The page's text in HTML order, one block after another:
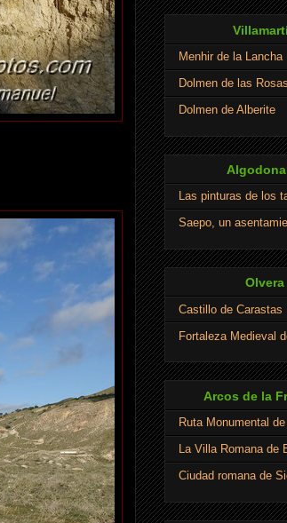
Menhir de la Lancha
Dolmen de las
Dolmen de Alberite
Las pinturas de los
Saepo, un
Castillo de Carastas
Fortaleza Medieval
Arcos de la
Ruta Monumental
La Villa Romana de
Ciudad romana de